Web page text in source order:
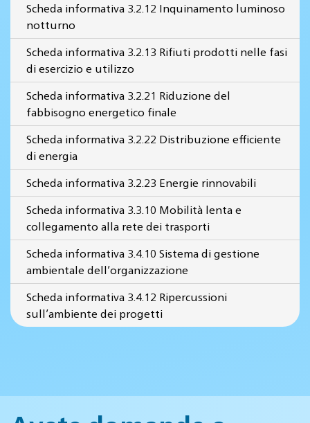
Scheda informativa 3.2.12 Inquinamento luminoso
notturno
Scheda informativa 3.2.13 Rifiuti prodotti nelle fasi
di esercizio e utilizzo
Scheda informativa 3.2.21 Riduzione del
fabbisogno energetico finale
Scheda informativa 3.2.22 Distribuzione efficiente
di energia
Scheda informativa 3.2.23 Energie rinnovabili
Scheda informativa 3.3.10 Mobilità lenta e
collegamento alla rete dei trasporti
Scheda informativa 3.4.10 Sistema di gestione
ambientale dell’organizzazione
Scheda informativa 3.4.12 Ripercussioni
sull’ambiente dei progetti